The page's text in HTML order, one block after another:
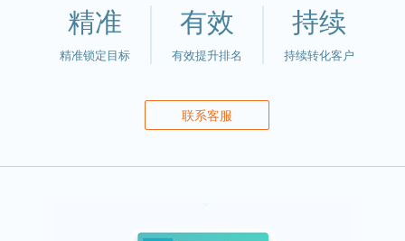
精准
精准锁定目标
有效
有效提升排名
持续
持续转化客户
联系客服